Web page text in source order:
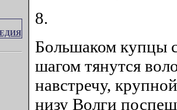
8.
Большаком купцы
шагом тянутся
навстречу,
низу Волги